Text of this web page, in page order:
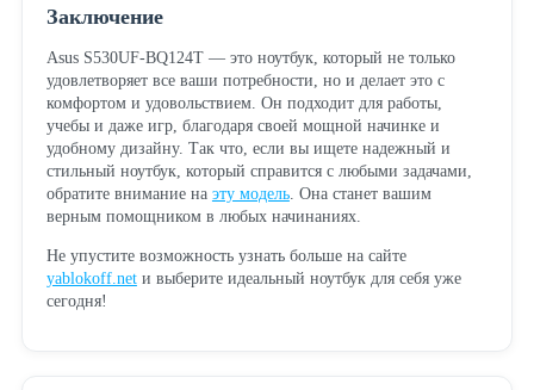
Заключение
Asus S530UF-BQ124T — это ноутбук, который не только
удовлетворяет все ваши потребности, но и делает это с
комфортом и удовольствием. Он подходит для работы,
учебы и даже игр, благодаря своей мощной начинке и
удобному дизайну. Так что, если вы ищете надежный и
стильный ноутбук, который справится с любыми задачами,
обратите внимание на эту модель. Она станет вашим
верным помощником в любых начинаниях.
Не упустите возможность узнать больше на сайте
yablokoff.netи выберите идеальный ноутбук для себя уже
сегодня!